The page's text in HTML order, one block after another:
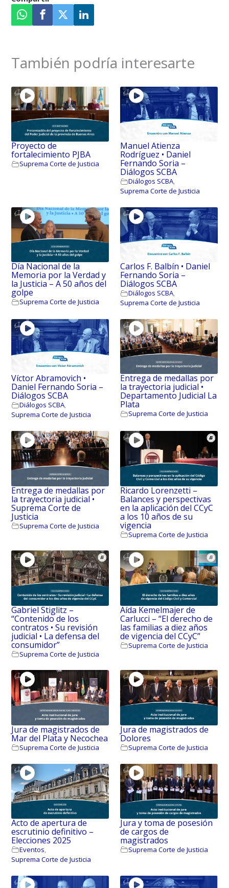
Proyecto de
fortalecimiento PJBA
Suprema Corte de Justicia
Manuel Atienza
Rodríguez • Daniel
Fernando Soria –
Diálogos SCBA
Diálogos SCBA,
Suprema Corte de Justicia
Día Nacional de la
Memoria por la Verdad y
la Justicia – A 50 años del
golpe
Suprema Corte de Justicia
Carlos F. Balbín • Daniel
Fernando Soria –
Diálogos SCBA
Diálogos SCBA,
Suprema Corte de Justicia
Víctor Abramovich •
Daniel Fernando Soria –
Diálogos SCBA
Diálogos SCBA,
Suprema Corte de Justicia
Entrega de medallas por
la trayectoria judicial •
Departamento Judicial La
Plata
Suprema Corte de Justicia
Entrega de medallas por
la trayectoria judicial •
Suprema Corte de
Justicia
Suprema Corte de Justicia
Ricardo Lorenzetti –
Balances y perspectivas
en la aplicación del CCyC
a los 10 años de su
vigencia
Suprema Corte de Justicia
Gabriel Stiglitz –
“Contenido de los
contratos • Su revisión
judicial • La defensa del
consumidor”
Suprema Corte de Justicia
Aída Kemelmajer de
Carlucci – “El derecho de
las familias a diez años
de vigencia del CCyC”
Suprema Corte de Justicia
Jura de magistrados de
Mar del Plata y Necochea
Suprema Corte de Justicia
Jura de magistrados de
Dolores
Suprema Corte de Justicia
Acto de apertura de
escrutinio definitivo –
Elecciones 2025
Eventos,
Suprema Corte de Justicia
Jura y toma de posesión
de cargos de
magistrados
Suprema Corte de Justicia